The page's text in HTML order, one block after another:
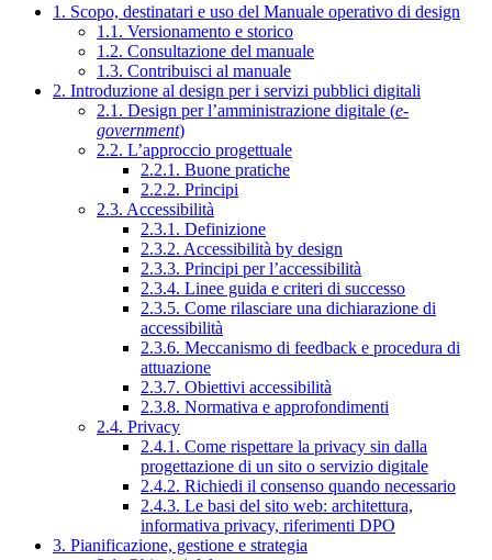
1. Scopo, destinatari e uso del Manuale operativo di design
1.1. Versionamento e storico
1.2. Consultazione del manuale
1.3. Contribuisci al manuale
2. Introduzione al design per i servizi pubblici digitali
2.1. Design per l’amministrazione digitale (e-
government)
2.2. L’approccio progettuale
2.2.1. Buone pratiche
2.2.2. Principi
2.3. Accessibilità
2.3.1. Definizione
2.3.2. Accessibilità by design
2.3.3. Principi per l’accessibilità
2.3.4. Linee guida e criteri di successo
2.3.5. Come rilasciare una dichiarazione di
accessibilità
2.3.6. Meccanismo di feedback e procedura di
attuazione
2.3.7. Obiettivi accessibilità
2.3.8. Normativa e approfondimenti
2.4. Privacy
2.4.1. Come rispettare la privacy sin dalla
progettazione di un sito o servizio digitale
2.4.2. Richiedi il consenso quando necessario
2.4.3. Le basi del sito web: architettura,
informativa privacy, riferimenti DPO
3. Pianificazione, gestione e strategia